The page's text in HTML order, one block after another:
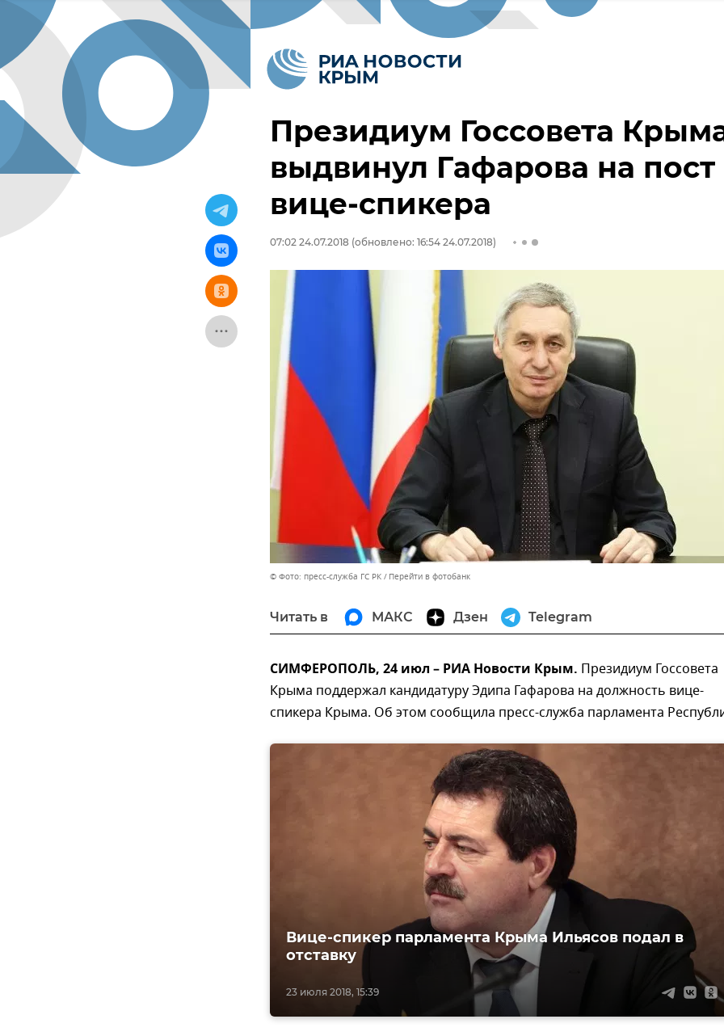
Президиум Госсовета
выдвинул Гафарова на пост
вице-спикера
07:02 24.07.2018 (обновлено: 16:54 24.07.2018)
© Фото: пресс-служба ГС РК Перейти в фотобанк
Читать в МАКС Дзен Telegram
СИМФЕРОПОЛЬ, 24 июл – РИА Новости Крым. Президиум Госсовета
Крыма поддержал кандидатуруЭдипа Гафарова на должность вице-
спикера Крыма. Об этом сообщила пресс-служба парламента
23 июля 2018, 15:39
Вице-спикер парламента Крыма Ильясов подал в
отставку